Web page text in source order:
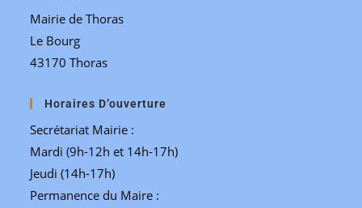
Mairie de Thoras
Le Bourg
43170 Thoras
Horaires D’ouverture
Secrétariat Mairie :
Mardi (9h-12h et 14h-17h)
Jeudi (14h-17h)
Permanence du Maire :